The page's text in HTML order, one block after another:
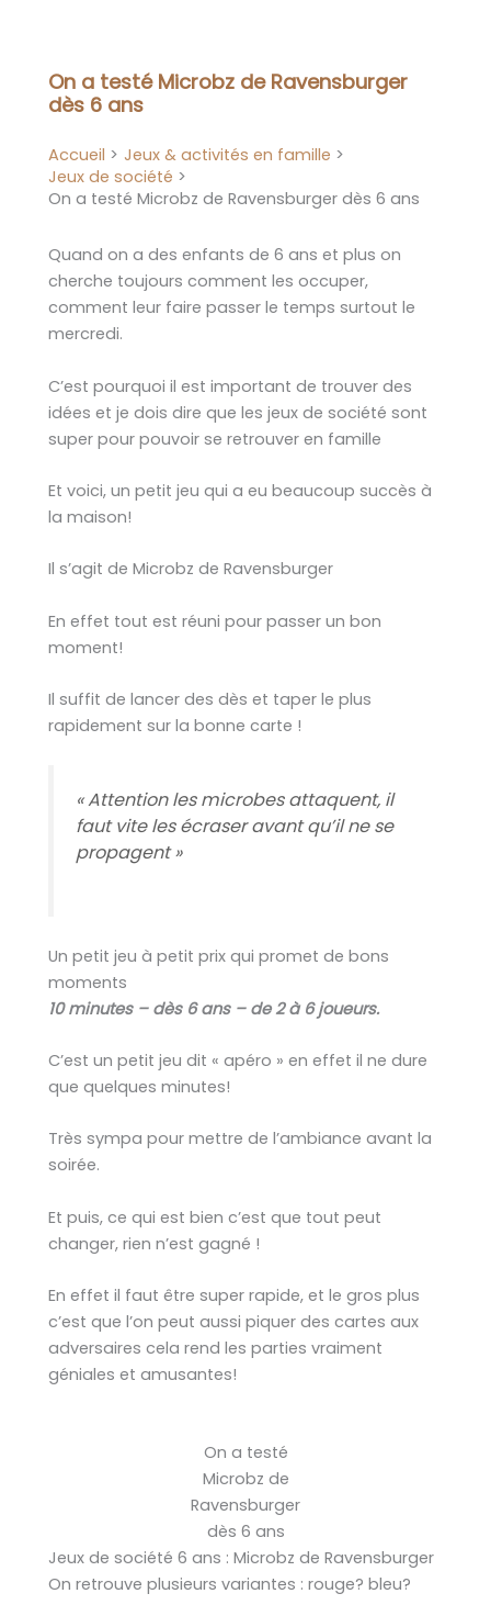
On a testé Microbz de Ravensburger
dès 6 ans
Accueil
Jeux & activités en famille
Jeux de société
On a testé Microbz de Ravensburger dès 6 ans
Quand on a des enfants de 6 ans et plus on
cherche toujours comment les occuper,
comment leur faire passer le temps surtout le
mercredi.
C’est pourquoi il est important de trouver des
idées et je dois dire que les jeux de société sont
super pour pouvoir se retrouver en famille
Et voici, un petit jeu qui a eu beaucoup succès à
la maison!
Il s’agit de Microbz de Ravensburger
En effet tout est réuni pour passer un bon
moment!
Il suffit de lancer des dès et taper le plus
rapidement sur la bonne carte !
« Attention les microbes attaquent, il
faut vite les écraser avant qu’il ne se
propagent »
Un petit jeu à petit prix qui promet de bons
moments
10 minutes – dès 6 ans – de 2 à 6 joueurs.
C’est un petit jeu dit « apéro » en effet il ne dure
que quelques minutes!
Très sympa pour mettre de l’ambiance avant la
soirée.
Et puis, ce qui est bien c’est que tout peut
changer, rien n’est gagné !
En effet il faut être super rapide, et le gros plus
c’est que l’on peut aussi piquer des cartes aux
adversaires cela rend les parties vraiment
géniales et amusantes!
On a testé
Microbz de
Ravensburger
dès 6 ans
Jeux de société 6 ans : Microbz de Ravensburger
On retrouve plusieurs variantes : rouge? bleu?